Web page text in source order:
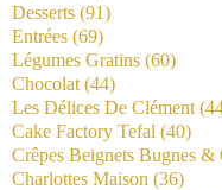
Desserts (91)
Entrées (69)
Légumes Gratins (60)
Chocolat (44)
Les Délices De Clément
Cake Factory Tefal (40)
Crêpes Beignets Bugnes &
Charlottes Maison (36)